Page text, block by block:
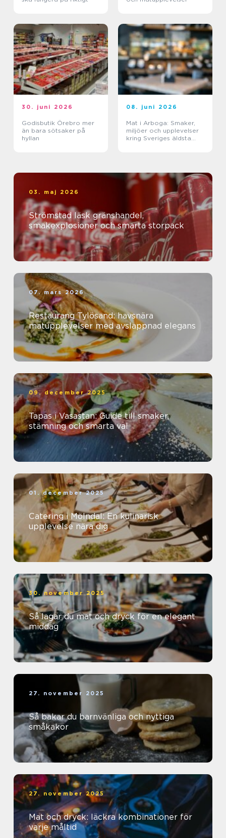
30. juni 2026
Godisbutik Örebro mer
än bara sötsaker på
hyllan
08. juni 2026
Mat i Arboga: Smaker,
miljöer och upplevelser
kring Sveriges äldsta
03. maj 2026
Strömstad läsk gränshandel,
smakexplosioner och smarta storpack
07. mars 2026
Restaurang Tylösand: havsnära
matupplevelser med avslappnad elegans
09. december 2025
Tapas i Vasastan: Guide till smaker,
stämning och smarta val
01. december 2025
Catering i Mölndal: En kulinarisk
upplevelse nära dig
30. november 2025
Så lagar du mat och dryck för en elegant
middag
27. november 2025
Så bakar du barnvänliga och nyttiga
småkakor
27. november 2025
Mat och dryck: läckra kombinationer för
varje måltid